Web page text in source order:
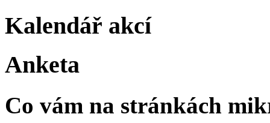
Kalendář akcí
Anketa
Co vám na stránkách